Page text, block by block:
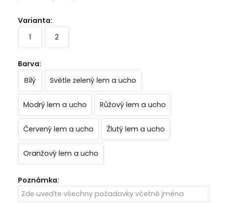
Varianta:
1
2
Barva:
Bílý
Světle zelený lem a ucho
Modrý lem a ucho Růžový lem a ucho
Červený lem a ucho Žlutý lem a ucho
Oranžový lem a ucho
Poznámka: